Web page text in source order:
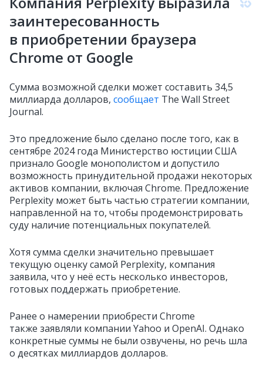
заинтересованность
в приобретении браузера
Chrome от Google
Сумма возможной сделки может составить 34,5
миллиарда долларов, сообщает The Wall Street
Journal.
Это предложение было сделано после того, как в
сентябре 2024 года Министерство юстиции США
признало Google монополистом и допустило
возможность принудительной продажи некоторых
активов компании, включая Chrome. Предложение
Perplexity может быть частью стратегии компании,
направленной на то, чтобы продемонстрировать
суду наличие потенциальных покупателей.
Хотя сумма сделки значительно превышает
текущую оценку самой Perplexity, компания
заявила, что у неё есть несколько инвесторов,
готовых поддержать приобретение.
Ранее о намерении приобрести Chrome
также заявляли компании Yahoo и OpenAI. Однако
конкретные суммы не были озвучены, но речь шла
о десятках миллиардов долларов.